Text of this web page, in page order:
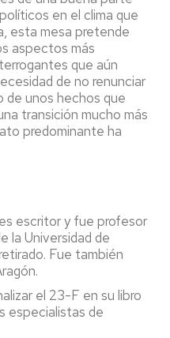
en el clima que
esta mesa pretende
aspectos más
que aún
de no renunciar
unos hechos que
transición mucho más
predominante ha
es escritor y fue profesor
la Universidad de
Fue también
el 23-F en su libro
especialistas de